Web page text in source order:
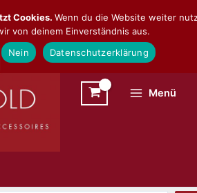
Menü
Cookies. Wenn du die Website weiter
von deinem Einverständnis aus.
Nein Datenschutzerklärung